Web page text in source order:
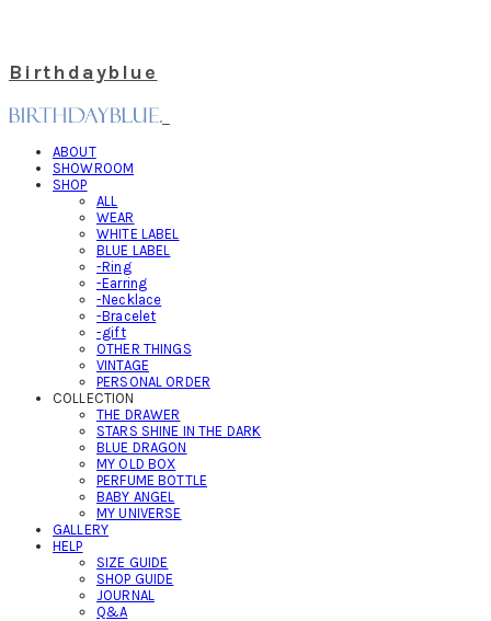
Birthdayblue
ABOUT
SHOWROOM
SHOP
ALL
WEAR
WHITE LABEL
BLUE LABEL
-Ring
-Earring
-Necklace
-Bracelet
-gift
OTHER THINGS
VINTAGE
PERSONAL ORDER
COLLECTION
THE DRAWER
STARS SHINE IN THE DARK
BLUE DRAGON
MY OLD BOX
PERFUME BOTTLE
BABY ANGEL
MY UNIVERSE
GALLERY
HELP
SIZE GUIDE
SHOP GUIDE
JOURNAL
Q&A